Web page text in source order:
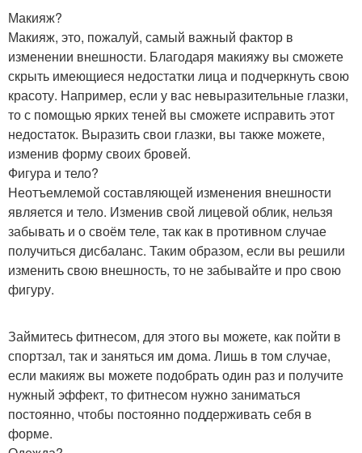
Макияж?
Макияж, это, пожалуй, самый важный фактор в
изменении внешности. Благодаря макияжу вы сможете
скрыть имеющиеся недостатки лица и подчеркнуть свою
красоту. Например, если у вас невыразительные глазки,
то с помощью ярких теней вы сможете исправить этот
недостаток. Выразить свои глазки, вы также можете,
изменив форму своих бровей.
Фигура и тело?
Неотъемлемой составляющей изменения внешности
является и тело. Изменив свой лицевой облик, нельзя
забывать и о своём теле, так как в противном случае
получиться дисбаланс. Таким образом, если вы решили
изменить свою внешность, то не забывайте и про свою
фигуру.
Займитесь фитнесом, для этого вы можете, как пойти в
спортзал, так и заняться им дома. Лишь в том случае,
если макияж вы можете подобрать один раз и получите
нужный эффект, то фитнесом нужно заниматься
постоянно, чтобы постоянно поддерживать себя в
форме.